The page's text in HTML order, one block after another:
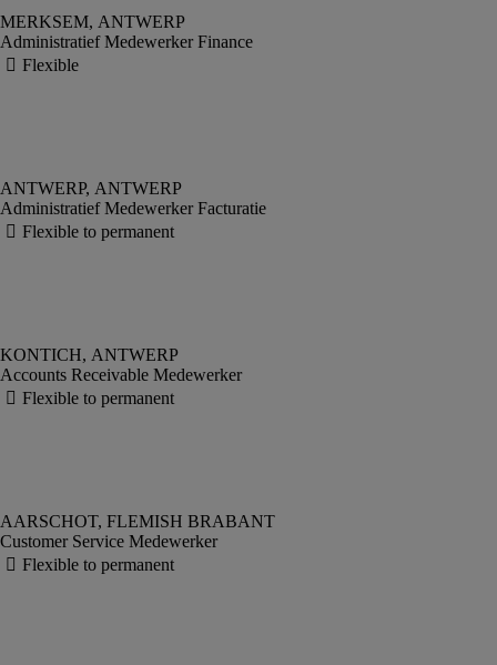
Administratief Medewerker Finance
Administratief Medewerker Facturatie
Accounts Receivable Medewerker
Customer Service Medewerker